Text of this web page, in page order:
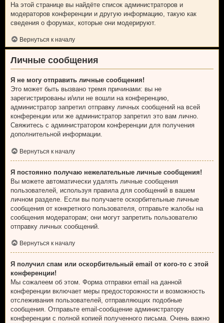
На этой странице вы найдёте список администраторов и
модераторов конференции и другую информацию, такую как
сведения о форумах, которые они модерируют.
Вернуться к началу
Личные сообщения
Я не могу отправить личные сообщения!
Это может быть вызвано тремя причинами: вы не
зарегистрированы и/или не вошли на конференцию,
администратор запретил отправку личных сообщений на всей
конференции или же администратор запретил это вам лично.
Свяжитесь с администратором конференции для получения
дополнительной информации.
Вернуться к началу
Я постоянно получаю нежелательные личные сообщения!
Вы можете автоматически удалять личные сообщения
пользователей, используя правила для сообщений в вашем
личном разделе. Если вы получаете оскорбительные личные
сообщения от конкретного пользователя, отправьте жалобы на
сообщения модераторам; они могут запретить пользователю
отправку личных сообщений.
Вернуться к началу
Я получил спам или оскорбительный email от кого-то с этой
конференции!
Мы сожалеем об этом. Форма отправки email на данной
конференции включает меры предосторожности и возможность
отслеживания пользователей, отправляющих подобные
сообщения. Отправьте email-сообщение администратору
конференции с полной копией полученного письма. Очень важно